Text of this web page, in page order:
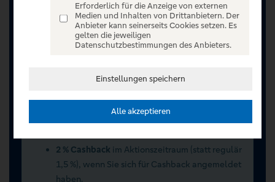
Jetzt anmelden oder registrieren
Unser Ticketangebot ist exklusiv Kunden der
Registrieren Sie sich jetzt auf VR Entertain.
Sommerwochen 2026 vom 15.07.2026 bis
2 % Cashback im Aktionszeitraum (statt regulär
1,5 %), wenn Sie sich für Cashback angemeldet
haben.
Erforderlich für die Anzeige von externen
Medien und Inhalten von Drittanbietern. Der
Anbieter kann seinerseits Cookies setzen. Es
gelten die jeweiligen
Datenschutzbestimmungen des Anbieters.
Einstellungen speichern
Alle akzeptieren